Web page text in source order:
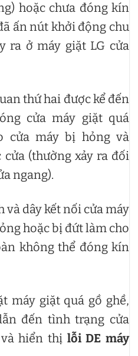
hoặc chưa đóng kín
ấn nút khởi động chu
ra ở máy giặt LG cửa
thứ hai được kể đến
cửa máy giặt quá
cửa máy bị hỏng và
(thường xảy ra đối
ngang).
và dây kết nối cửa máy
hoặc bị đứt làm cho
không thể đóng kín
máy giặt quá gồ ghề,
đến tình trạng cửa
hiển thị lỗi DE máy